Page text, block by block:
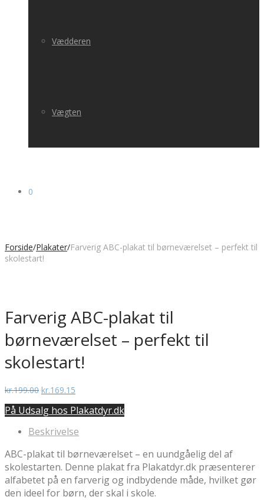
Vædderen
Vægten
0
Forside/Plakater/Farverig ABC-plakat til børneværelset – perfekt til
skolestart!
Farverig ABC-plakat til
børneværelset – perfekt til
skolestart!
kr.199.00 Den
pris
kr.199.00.
kr.169.15
pris
kr.169.15.
På Udsalg hos Plakatdyr.dk
Beskrivelse
ABC-plakat til børneværelset – en uundgåelig del af
skolestarten. Denne plakat fra Plakatdyr.dk præsenterer
alfabetet på en farverig og indbydende måde, hvilket gør
den ideel for børn, der skal i skole.